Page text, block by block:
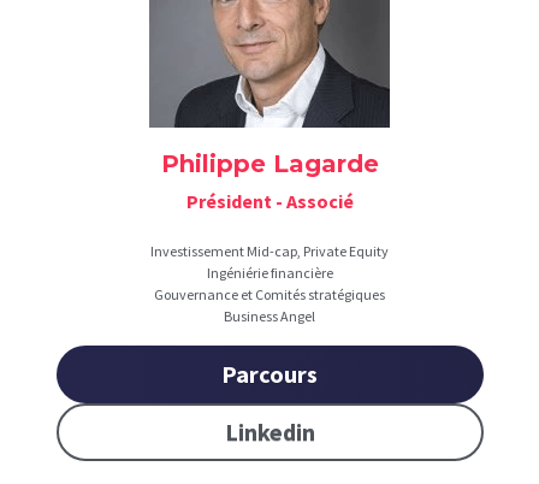
Philippe Lagarde
Président - Associé
Investissement Mid-cap, Private Equity
Ingéniérie financière
Gouvernance et Comités stratégiques
Business Angel
Parcours
Linkedin